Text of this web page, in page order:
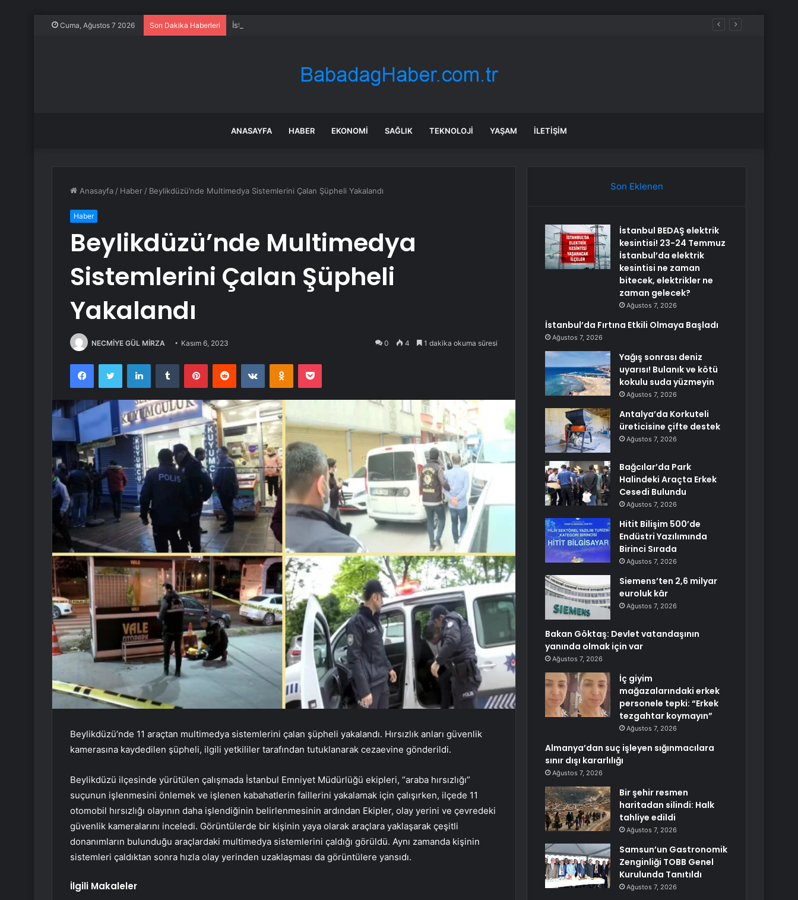
Cuma, Ağustos 7 2026 Son Dakika Haberleri İstanbul’da Fırtına Etkili Olmaya Başladı
ANASAYFA HABER EKONOMI SAĞLIK TEKNOLOJI YAŞAM İLETIŞIM
Anasayfa / Haber / Beylikdüzü’nde Multimedya Sistemlerini Çalan Şüpheli Yakalandı
Haber
Beylikdüzü’nde Multimedya
Sistemlerini Çalan Şüpheli
Yakalandı
NECMİYE GÜL MİRZA Kasım 6, 2023 0 4 1 dakika okuma süresi
FacebookTwitter LinkedInTumblr PinterestReddit VKontakteOdnoklassniki
Pocket
Beylikdüzü’nde 11 araçtan multimedya sistemlerini çalan şüpheli yakalandı. Hırsızlık anları güvenlik
kamerasına kaydedilen şüpheli, ilgili yetkililer tarafından tutuklanarak cezaevine gönderildi.
Beylikdüzü ilçesinde yürütülen çalışmada İstanbul Emniyet Müdürlüğü ekipleri, “araba hırsızlığı”
suçunun işlenmesini önlemek ve işlenen kabahatlerin faillerini yakalamak için çalışırken, ilçede 11
otomobil hırsızlığı olayının daha işlendiğinin belirlenmesinin ardından Ekipler, olay yerini ve çevredeki
güvenlik kameralarını inceledi. Görüntülerde bir kişinin yaya olarak araçlara yaklaşarak çeşitli
donanımların bulunduğu araçlardaki multimedya sistemlerini çaldığı görüldü. Aynı zamanda kişinin
sistemleri çaldıktan sonra hızla olay yerinden uzaklaşması da görüntülere yansıdı.
İlgili Makaleler
Son Eklenen
İstanbul BEDAŞ elektrik
kesintisi! 23-24 Temmuz
İstanbul’da elektrik
kesintisi ne zaman
bitecek, elektrikler ne
zaman gelecek?
Ağustos 7, 2026
İstanbul’da Fırtına Etkili Olmaya Başladı
Ağustos 7, 2026
Yağış sonrası deniz
uyarısı! Bulanık ve kötü
kokulu suda yüzmeyin
Ağustos 7, 2026
Antalya’da Korkuteli
üreticisine çifte destek
Ağustos 7, 2026
Bağcılar’da Park
Halindeki Araçta Erkek
Cesedi Bulundu
Ağustos 7, 2026
Hitit Bilişim 500’de
Endüstri Yazılımında
Birinci Sırada
Ağustos 7, 2026
Siemens’ten 2,6 milyar
euroluk kâr
Ağustos 7, 2026
Bakan Göktaş: Devlet vatandaşının
yanında olmak için var
Ağustos 7, 2026
İç giyim
mağazalarındaki erkek
personele tepki: “Erkek
tezgahtar koymayın”
Ağustos 7, 2026
Almanya’dan suç işleyen sığınmacılara
sınır dışı kararlılığı
Ağustos 7, 2026
Bir şehir resmen
haritadan silindi: Halk
tahliye edildi
Ağustos 7, 2026
Samsun’un Gastronomik
Zenginliği TOBB Genel
Kurulunda Tanıtıldı
Ağustos 7, 2026